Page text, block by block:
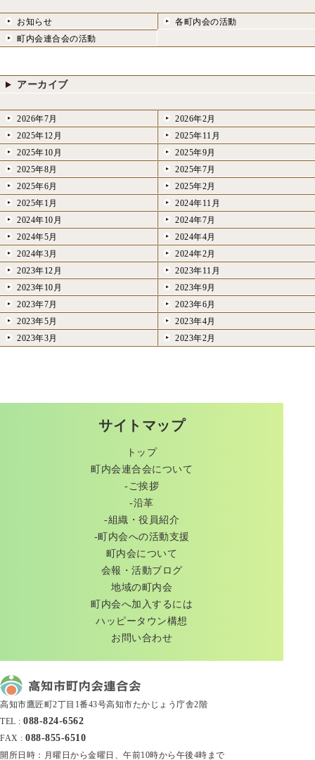
お知らせ
各町内会の活動
町内会連合会の活動
アーカイブ
2026年7月
2026年2月
2025年12月
2025年11月
2025年10月
2025年9月
2025年8月
2025年7月
2025年6月
2025年2月
2025年1月
2024年11月
2024年10月
2024年7月
2024年5月
2024年4月
2024年3月
2024年2月
2023年12月
2023年11月
2023年10月
2023年9月
2023年7月
2023年6月
2023年5月
2023年4月
2023年3月
2023年2月
サイトマップ
トップ
町内会連合会について
-ご挨拶
-沿革
-組織・役員紹介
-町内会への活動支援
町内会について
会報・活動ブログ
地域の町内会
町内会へ加入するには
ハッピータウン構想
お問い合わせ
高知市鷹匠町2丁目1番43号高知市たかじょう庁舎2階
TEL : 088-824-6562
FAX : 088-855-6510
開所日時：月曜日から金曜日、午前10時から午後4時まで